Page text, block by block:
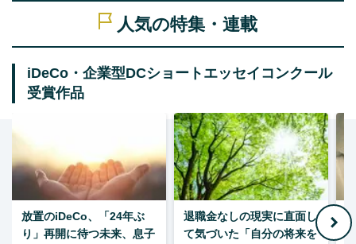
人気の特集・連載
iDeCo・企業型DCショートエッセイコンクール
受賞作品
放置のiDeCo、「24年ぶ
り」再開に待つ未来、息子
退職金なしの現実に直面し
て気づいた「自分の将来を